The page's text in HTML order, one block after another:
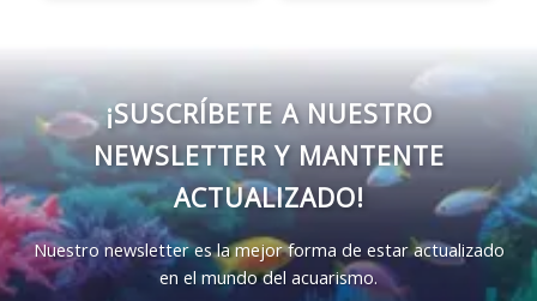
¡SUSCRÍBETE A NUESTRO
NEWSLETTER Y MANTENTE
ACTUALIZADO!
Nuestro newsletter es la mejor forma de estar actualizado
en el mundo del acuarismo.